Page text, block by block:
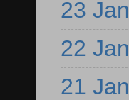
23 Jan
22 Jan
21 Jan